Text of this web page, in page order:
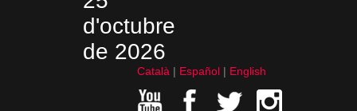
d'octubre
de 2026
Català Español English